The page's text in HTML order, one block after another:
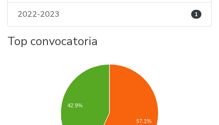
2022-2023 1
Top convocatoria
42.9%
57.1%